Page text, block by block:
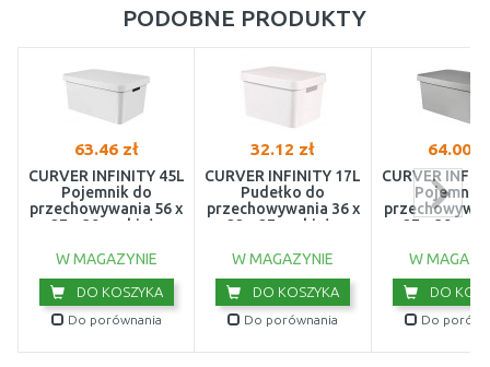
PODOBNE PRODUKTY
63.46 zł
CURVER INFINITY 45L
Pojemnik do
przechowywania 56 x
27 x 39 cm biały
W MAGAZYNIE
DO KOSZYKA
Do porównania
32.12 zł
CURVER INFINITY 17L
Pudełko do
przechowywania 36 x
22 x 27 cm białe
W MAGAZYNIE
DO KOSZYKA
Do porównania
64.00
CURVER
Pojemnik
27 x 39 cm
W
DO
Do